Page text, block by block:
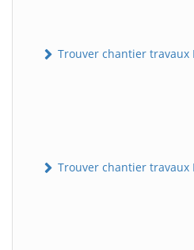
Trouver chantier travaux
Trouver chantier travaux